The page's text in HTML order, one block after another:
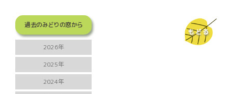
もどる
過去のみどりの窓から
2026年
2025年
2024年